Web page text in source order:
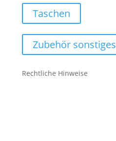
Taschen
Zubehör sonstiges
Rechtliche Hinweise